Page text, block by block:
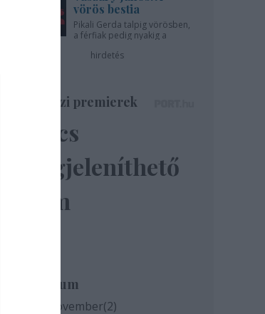
vörös bestia
Pikali Gerda talpig vörösben,
a férfiak pedig nyakig a
hirdetés
Színházi premierek
Nincs
megjeleníthető
elem
Archívum
2020 november(2)